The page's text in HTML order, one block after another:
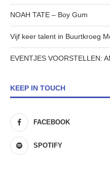
NOAH TATE – Boy Gum
Vijf keer talent in Buurtkroeg
EVENTJES VOORSTELLEN:
KEEP IN TOUCH
FACEBOOK
SPOTIFY